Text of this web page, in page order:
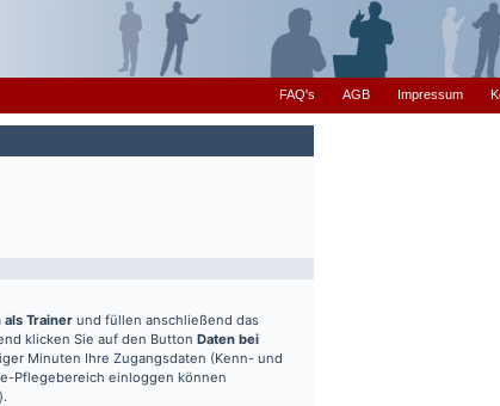
FAQ's AGB Impressum
als Trainer und füllen anschließend das
klicken Sie auf den Button Daten bei
Minuten Ihre Zugangsdaten (Kenn- und
Pflegebereich einloggen können